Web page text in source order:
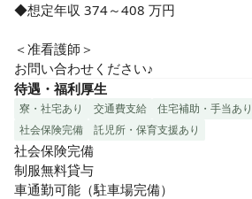
◆想定年収 374～408 万円
＜准看護師＞
お問い合わせください♪
待遇・福利厚生
寮・社宅あり 交通費支給 住宅補助・手当あり
社会保険完備
託児所・保育支援あり
社会保険完備
制服無料貸与
車通勤可能（駐車場完備）